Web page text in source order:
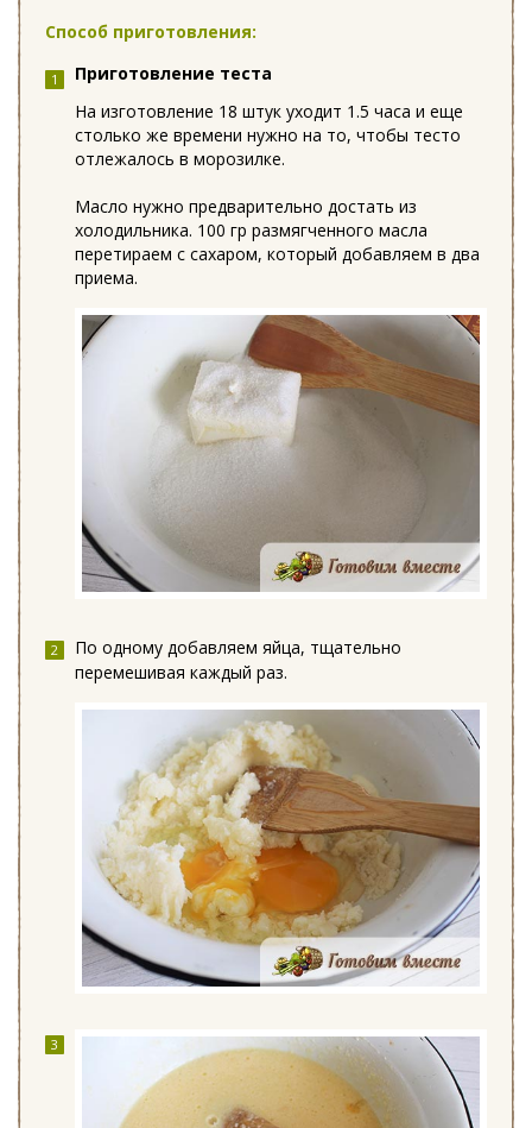
Способ приготовления:
Приготовление теста
На изготовление 18 штук уходит 1.5 часа и еще
столько же времени нужно на то, чтобы тесто
отлежалось в морозилке.
Масло нужно предварительно достать из
холодильника. 100 гр размягченного масла
перетираем с сахаром, который добавляем в два
приема.
По одному добавляем яйца, тщательно
перемешивая каждый раз.